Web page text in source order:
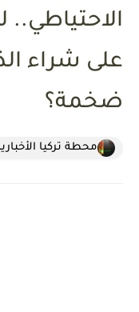
الاحتياطي..
على شراء
ضخمة؟
محطة تركيا